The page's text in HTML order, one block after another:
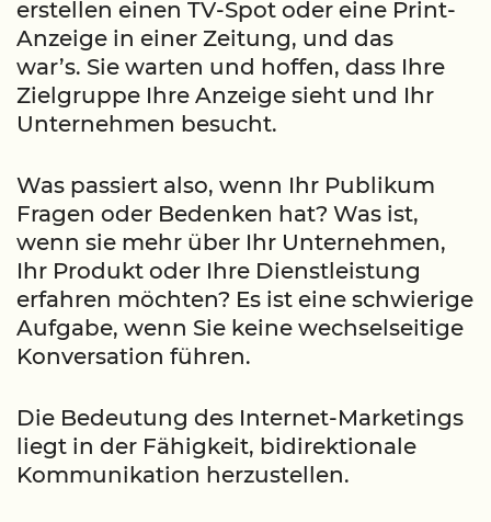
erstellen einen TV-Spot oder eine Print-
Anzeige in einer Zeitung, und das
war’s. Sie warten und hoffen, dass Ihre
Zielgruppe Ihre Anzeige sieht und Ihr
Unternehmen besucht.
Was passiert also, wenn Ihr Publikum
Fragen oder Bedenken hat? Was ist,
wenn sie mehr über Ihr Unternehmen,
Ihr Produkt oder Ihre Dienstleistung
erfahren möchten? Es ist eine schwierige
Aufgabe, wenn Sie keine wechselseitige
Konversation führen.
Die Bedeutung des Internet-Marketings
liegt in der Fähigkeit, bidirektionale
Kommunikation herzustellen.